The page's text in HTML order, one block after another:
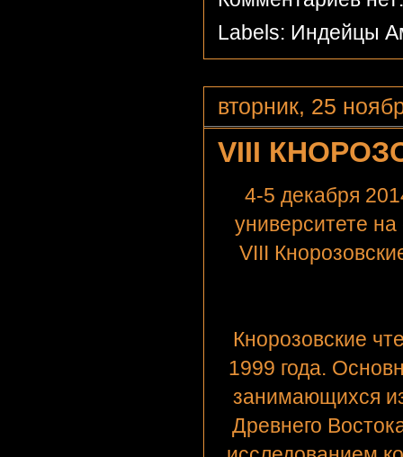
Labels: Индейцы
вторник, 25
VIII
4-5 декабря
университете
VIII
Кнорозовские
1999 года.
занимающихся
Древнего